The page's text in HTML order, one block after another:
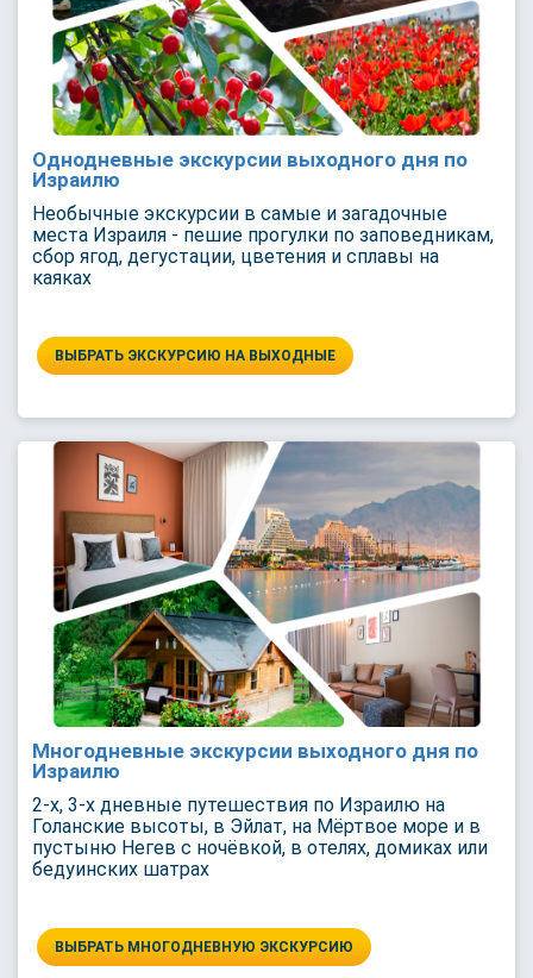
Однодневные экскурсии выходного дня по
Израилю
Необычные экскурсии в самые и загадочные
места Израиля - пешие прогулки по заповедникам,
сбор ягод, дегустации, цветения и сплавы на
каяках
ВЫБРАТЬ ЭКСКУРСИЮ НА ВЫХОДНЫЕ
Многодневные экскурсии выходного дня по
Израилю
2-х, 3-х дневные путешествия по Израилю на
Голанские высоты, в Эйлат, на Мёртвое море и в
пустыню Негев с ночёвкой, в отелях, домиках или
бедуинских шатрах
ВЫБРАТЬ МНОГОДНЕВНУЮ ЭКСКУРСИЮ